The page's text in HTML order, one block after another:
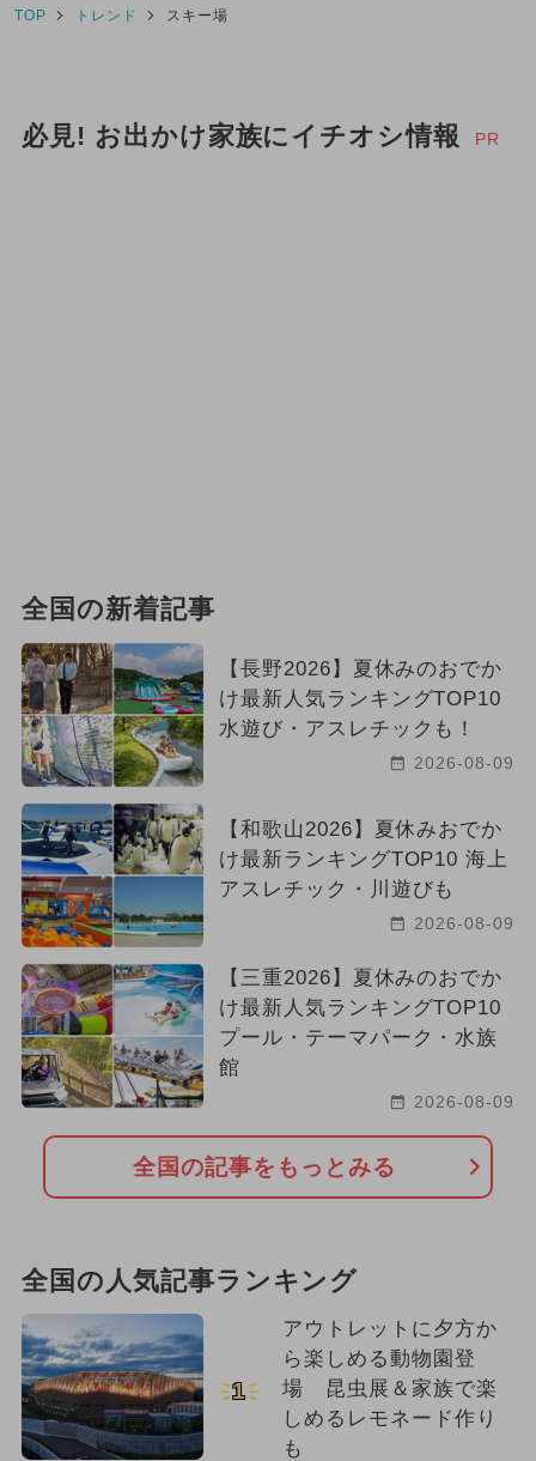
TOP トレンド スキー場
必見! お出かけ家族にイチオシ情報 PR
全国の新着記事
【長野2026】夏休みのおでか
け最新人気ランキングTOP10
水遊び・アスレチックも！
2026-08-09
【和歌山2026】夏休みおでか
け最新ランキングTOP10 海上
アスレチック・川遊びも
2026-08-09
【三重2026】夏休みのおでか
け最新人気ランキングTOP10
プール・テーマパーク・水族
館
2026-08-09
全国の記事をもっとみる
全国の人気記事ランキング
1
アウトレットに夕方か
ら楽しめる動物園登
場 昆虫展＆家族で楽
しめるレモネード作り
も